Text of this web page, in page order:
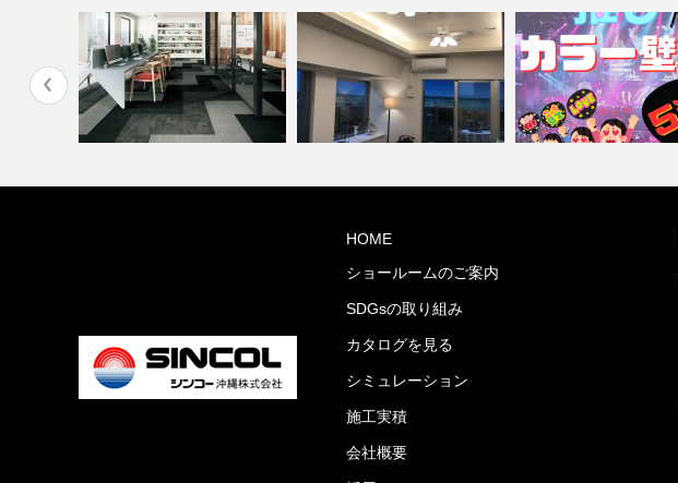
ランパーク …
HOME
ショールームのご案内
SDGsの取り組み
カタログを見る
シミュレーション
施工実積
会社概要